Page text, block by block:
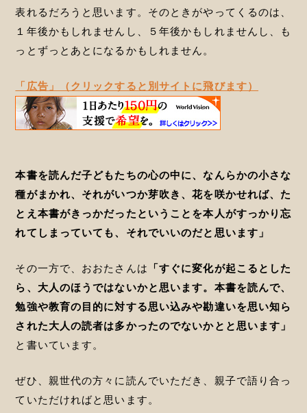
表れるだろうと思います。そのときがやってくるのは、
１年後かもしれませんし、５年後かもしれませんし、も
っとずっとあとになるかもしれません。
「広告」（クリックすると別サイトに飛びます）
本書を読んだ子どもたちの心の中に、なんらかの小さな
種がまかれ、それがいつか芽吹き、花を咲かせれば、た
とえ本書がきっかだったということを本人がすっかり忘
れてしまっていても、それでいいのだと思います」
その一方で、おおたさんは
「すぐに変化が起こるとした
ら、大人のほうではないかと思います。本書を読んで、
勉強や教育の目的に対する思い込みや勘違いを思い知ら
された大人の読者は多かったのでないかとと思います」
と書いています。
ぜひ、親世代の方々に読んでいただき、親子で語り合っ
ていただければと思います。